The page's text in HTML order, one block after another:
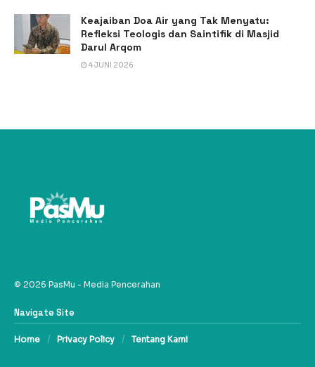
Keajaiban Doa Air yang Tak Menyatu:
Refleksi Teologis dan Saintifik di Masjid
Darul Arqom
4 JUNI 2026
© 2026 PasMu - Media Pencerahan
Navigate Site
Home Privacy Policy Tentang Kami